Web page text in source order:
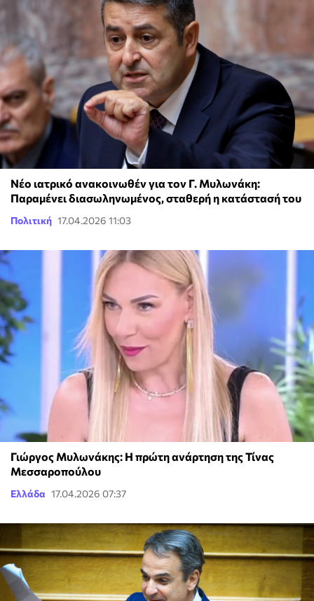
Νέο ιατρικό ανακοινωθέν για τον Γ. Μυλωνάκη:
Παραμένει διασωληνωμένος, σταθερή η κατάστασή του
Πολιτική 17.04.2026 11:03
Γιώργος Μυλωνάκης: Η πρώτη ανάρτηση της Τίνας
Μεσσαροπούλου
Ελλάδα 17.04.2026 07:37